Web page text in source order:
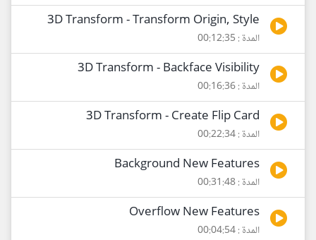
3D Transform - Transform Origin, Style
المدة : 00:12:35
3D Transform - Backface Visibility
المدة : 00:16:36
3D Transform - Create Flip Card
المدة : 00:22:34
Background New Features
المدة : 00:31:48
Overflow New Features
المدة : 00:04:54